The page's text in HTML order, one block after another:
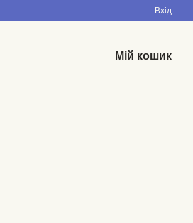
Вхід
Мій кошик